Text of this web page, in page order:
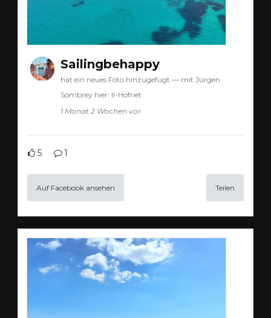
Sailingbehappy
hat ein neues Foto hinzugefügt — mit Jürgen
Sombrey hier: Il-Hofriet.
1 Monat 2 Wochen vor
5 1
Auf Facebook ansehen Teilen